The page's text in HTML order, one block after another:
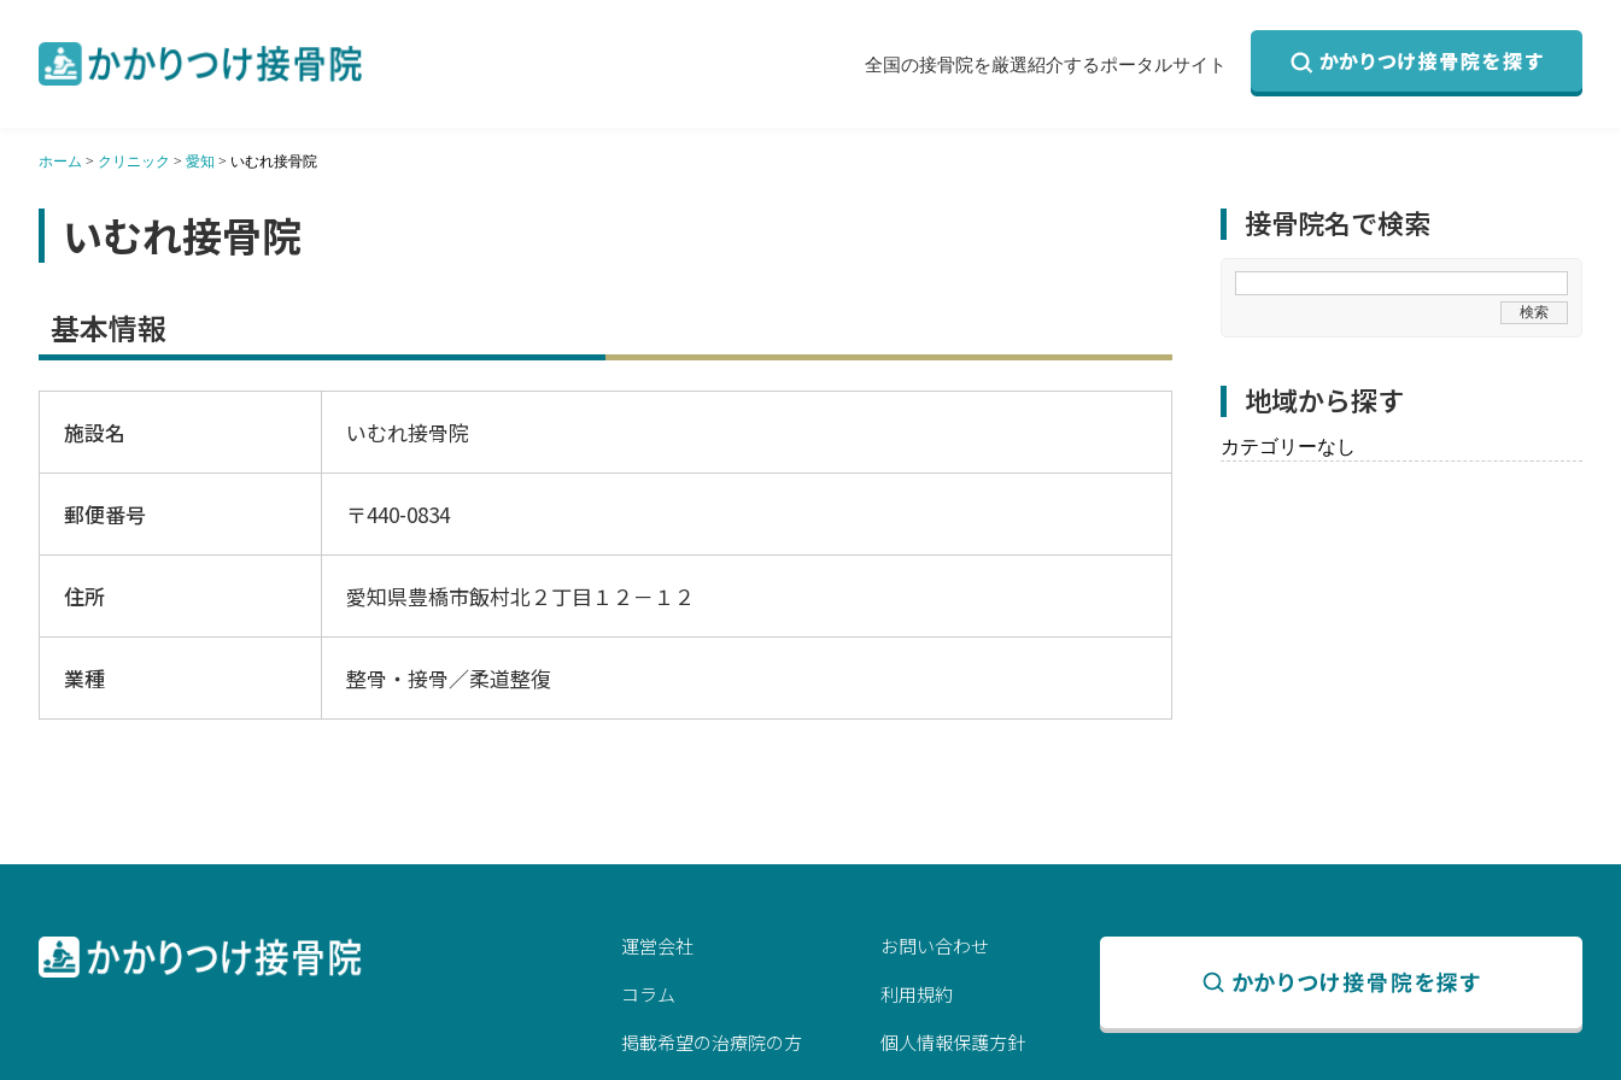
全国の接骨院を厳選紹介するポータルサイト
ホーム > クリニック > 愛知 > いむれ接骨院
いむれ接骨院
基本情報
施設名 いむれ接骨院
郵便番号 〒440-0834
住所 愛知県豊橋市飯村北２丁目１２－１２
業種 整骨・接骨／柔道整復
接骨院名で検索
地域から探す
カテゴリーなし
運営会社
コラム
掲載希望の治療院の方
お問い合わせ
利用規約
個人情報保護方針